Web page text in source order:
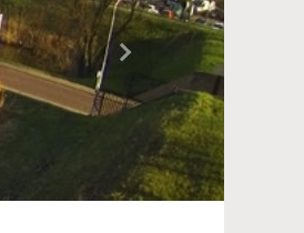
Volgende